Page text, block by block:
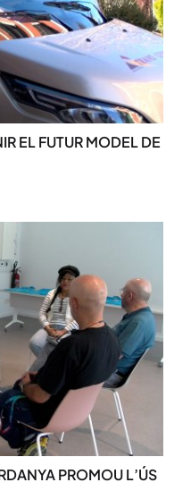
EL FUTUR MODEL DE
PROMOU L’ÚS